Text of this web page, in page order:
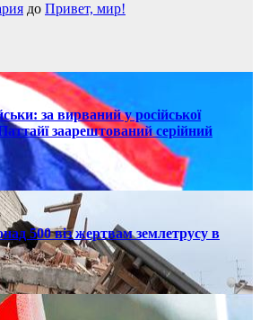
до Привет, мир!
за вирваний у російської
заарештований серійний
500 віз жертвам землетрусу в